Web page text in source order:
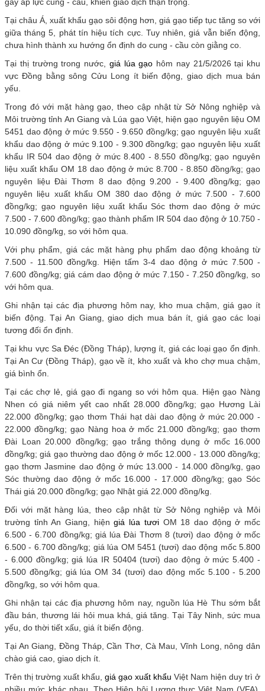
Tại châu Á, xuất khẩu gạo sôi động hơn, giá gạo tiếp tục tăng so với
giữa tháng 5, phát tín hiệu tích cực. Tuy nhiên, giá vẫn biến động,
chưa hình thành xu hướng ổn định do cung - cầu còn giằng co.
Tại thị trường trong nước, giá lúa gạo hôm nay 21/5/2026 tại khu
vực Đồng bằng sông Cửu Long ít biến động, giao dịch mua bán
yếu.
Trong đó với mặt hàng gạo, theo cập nhật từ Sở Nông nghiệp và
Môi trường tỉnh An Giang và Lúa gạo Việt, hiện gạo nguyên liệu OM
5451 dao động ở mức 9.550 - 9.650 đồng/kg; gạo nguyên liệu xuất
khẩu dao động ở mức 9.100 - 9.300 đồng/kg; gạo nguyên liệu xuất
khẩu IR 504 dao động ở mức 8.400 - 8.550 đồng/kg; gạo nguyên
liệu xuất khẩu OM 18 dao động ở mức 8.700 - 8.850 đồng/kg; gạo
nguyên liệu Đài Thơm 8 dao động 9.200 - 9.400 đồng/kg; gạo
nguyên liệu xuất khẩu OM 380 dao động ở mức 7.500 - 7.600
đồng/kg; gạo nguyên liệu xuất khẩu Sóc thơm dao động ở mức
7.500 - 7.600 đồng/kg; gạo thành phẩm IR 504 dao động ở 10.750 -
10.090 đồng/kg, so với hôm qua.
Với phụ phẩm, giá các mặt hàng phụ phẩm dao động khoảng từ
7.500 - 11.500 đồng/kg. Hiện tấm 3-4 dao động ở mức 7.500 -
7.600 đồng/kg; giá cám dao động ở mức 7.150 - 7.250 đồng/kg, so
với hôm qua.
Ghi nhận tại các địa phương hôm nay, kho mua chậm, giá gạo ít
biến động. Tại An Giang, giao dịch mua bán ít, giá gạo các loại
tương đối ổn định.
Tại khu vực Sa Đéc (Đồng Tháp), lượng ít, giá các loại gạo ổn định.
Tại An Cư (Đồng Tháp), gạo về ít, kho xuất và kho chợ mua chậm,
giá bình ổn.
Tại các chợ lẻ, giá gạo đi ngang so với hôm qua. Hiện gạo Nàng
Nhen có giá niêm yết cao nhất 28.000 đồng/kg; gạo Hương Lài
22.000 đồng/kg; gạo thơm Thái hạt dài dao động ở mức 20.000 -
22.000 đồng/kg; gạo Nàng hoa ở mốc 21.000 đồng/kg; gạo thơm
Đài Loan 20.000 đồng/kg; gạo trắng thông dụng ở mốc 16.000
đồng/kg; giá gạo thường dao động ở mốc 12.000 - 13.000 đồng/kg;
gạo thơm Jasmine dao động ở mức 13.000 - 14.000 đồng/kg, gạo
Sóc thường dao động ở mốc 16.000 - 17.000 đồng/kg; gạo Sóc
Thái giá 20.000 đồng/kg; gạo Nhật giá 22.000 đồng/kg.
Đối với mặt hàng lúa, theo cập nhật từ Sở Nông nghiệp và Môi
trường tỉnh An Giang, hiệngiá lúa tươiOM 18 dao động ở mốc
6.500 - 6.700 đồng/kg; giá lúa Đài Thơm 8 (tươi) dao động ở mốc
6.500 - 6.700 đồng/kg; giá lúa OM 5451 (tươi) dao động mốc 5.800
- 6.000 đồng/kg; giá lúa IR 50404 (tươi) dao động ở mức 5.400 -
5.500 đồng/kg; giá lúa OM 34 (tươi) dao động mốc 5.100 - 5.200
đồng/kg, so với hôm qua.
Ghi nhận tại các địa phương hôm nay, nguồn lúa Hè Thu sớm bắt
đầu bán, thương lái hỏi mua khá, giá tăng. Tại Tây Ninh, sức mua
yếu, do thời tiết xấu, giá ít biến động.
Tại An Giang, Đồng Tháp, Cần Thơ, Cà Mau, Vĩnh Long, nông dân
chào giá cao, giao dịch ít.
Trên thị trường xuất khẩu, giá gạo xuất khẩu Việt Nam hiện duy trì ở